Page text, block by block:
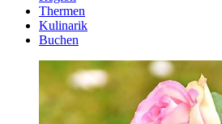
Thermen
Kulinarik
Buchen